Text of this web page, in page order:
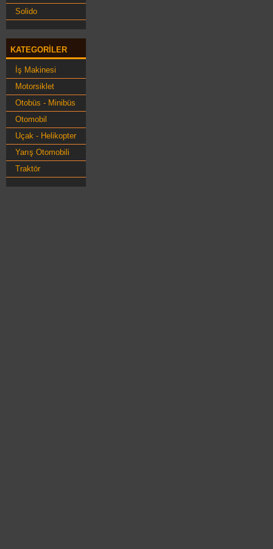
Solido
KATEGORILER
İş Makinesi
Motorsiklet
Otobüs - Minibüs
Otomobil
Uçak - Helikopter
Yarış Otomobili
Traktör